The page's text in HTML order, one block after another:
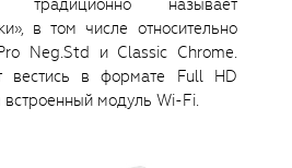
традиционно называет
в том числе относительно
Neg.Std и Classic Chrome.
вестись в формате Full HD
модуль Wi-Fi.